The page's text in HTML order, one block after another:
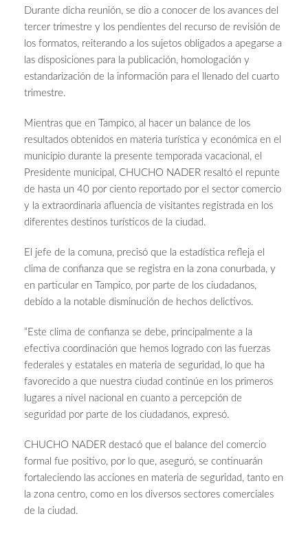
Durante dicha reunión, se dio a conocer de los avances del
tercer trimestre y los pendientes del recurso de revisión de
los formatos, reiterando a los sujetos obligados a apegarse a
las disposiciones para la publicación, homologación y
estandarización de la información para el llenado del cuarto
trimestre.
Mientras que en Tampico, al hacer un balance de los
resultados obtenidos en materia turística y económica en el
municipio durante la presente temporada vacacional, el
Presidente municipal, CHUCHO NADER resaltó el repunte
de hasta un 40 por ciento reportado por el sector comercio
y la extraordinaria afluencia de visitantes registrada en los
diferentes destinos turísticos de la ciudad.
El jefe de la comuna, precisó que la estadística refleja el
clima de confianza que se registra en la zona conurbada, y
en particular en Tampico, por parte de los ciudadanos,
debido a la notable disminución de hechos delictivos.
“Este clima de confianza se debe, principalmente a la
efectiva coordinación que hemos logrado con las fuerzas
federales y estatales en materia de seguridad, lo que ha
favorecido a que nuestra ciudad continúe en los primeros
lugares a nivel nacional en cuanto a percepción de
seguridad por parte de los ciudadanos, expresó.
CHUCHO NADER destacó que el balance del comercio
formal fue positivo, por lo que, aseguró, se continuarán
fortaleciendo las acciones en materia de seguridad, tanto en
la zona centro, como en los diversos sectores comerciales
de la ciudad.